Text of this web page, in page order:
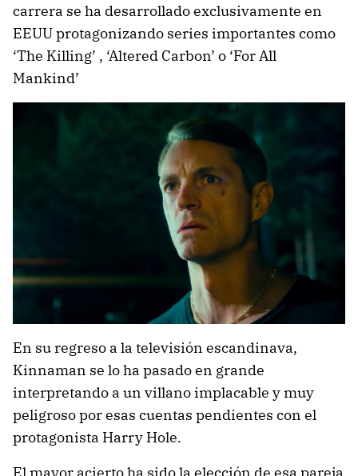
carrera se ha desarrollado exclusivamente en
EEUU protagonizando series importantes como
‘The Killing’ , ‘Altered Carbon’ o ‘For All
Mankind’
En su regreso a la televisión escandinava,
Kinnaman se lo ha pasado en grande
interpretando a un villano implacable y muy
peligroso por esas cuentas pendientes con el
protagonista Harry Hole.